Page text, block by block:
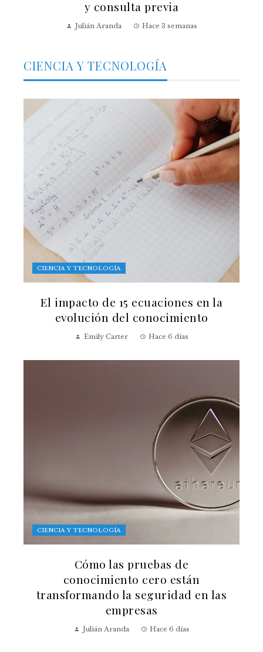
y consulta previa
Julián Aranda Hace 3 semanas
CIENCIA Y TECNOLOGÍA
CIENCIA Y TECNOLOGÍA
El impacto de 15 ecuaciones en la
evolución del conocimiento
Emily Carter Hace 6 días
CIENCIA Y TECNOLOGÍA
Cómo las pruebas de
conocimiento cero están
transformando la seguridad en las
empresas
Julián Aranda Hace 6 días